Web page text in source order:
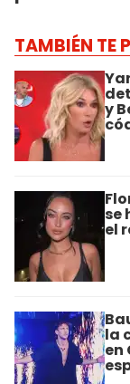
TAMBIÉN TE
y
se
el
la
en